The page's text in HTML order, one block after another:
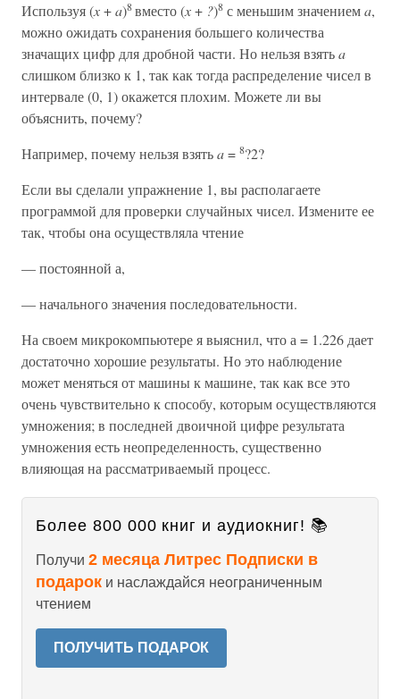
Используя (x+a)8вместо (x+ ?)8 с меньшим значениемa,
можно ожидать сохранения большего количества
значащих цифр для дробной части. Но нельзя взятьa
слишком близко к 1, так как тогда распределение чисел в
интервале (0, 1) окажется плохим. Можете ли вы
объяснить, почему?
Например, почему нельзя взятьa= 8?2?
Если вы сделали упражнение 1, вы располагаете
программой для проверки случайных чисел. Измените ее
так, чтобы она осуществляла чтение
— постоянной а,
— начального значения последовательности.
На своем микрокомпьютере я выяснил, что а = 1.226 дает
достаточно хорошие результаты. Но это наблюдение
может меняться от машины к машине, так как все это
очень чувствительно к способу, которым осуществляются
умножения; в последней двоичной цифре результата
умножения есть неопределенность, существенно
влияющая на рассматриваемый процесс.
Более 800 000 книг и аудиокниг! 📚
Получи 2 месяца Литрес Подписки в
подарок и наслаждайся неограниченным
чтением
ПОЛУЧИТЬ ПОДАРОК